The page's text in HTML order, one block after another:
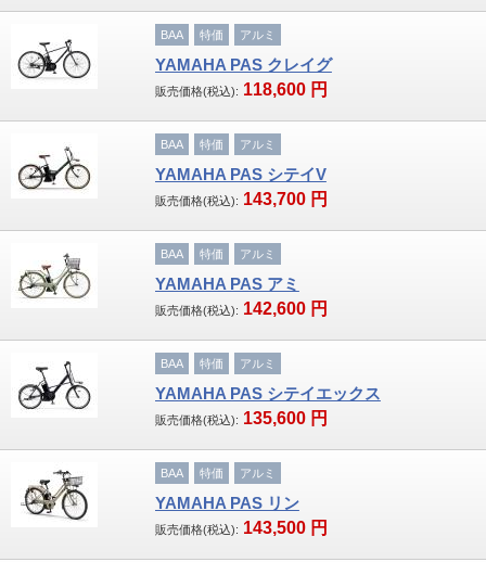
GIANT
MERIDA・MIYATA
KhodaaBloom・HODAKA
RALEIGH・ARAYA
WALKRIDE
BRIDGESTONE・ANCHOR
SAKAMOTO TECHNO
その他
パーツ
ヘルメット
BAA 特価 アルミ
YAMAHA PAS クレイグ
販売価格(税込): 118,600 円
BAA 特価 アルミ
YAMAHA PAS シテイV
販売価格(税込): 143,700 円
BAA 特価 アルミ
YAMAHA PAS アミ
販売価格(税込): 142,600 円
BAA 特価 アルミ
YAMAHA PAS シテイエックス
販売価格(税込): 135,600 円
BAA 特価 アルミ
YAMAHA PAS リン
販売価格(税込): 143,500 円